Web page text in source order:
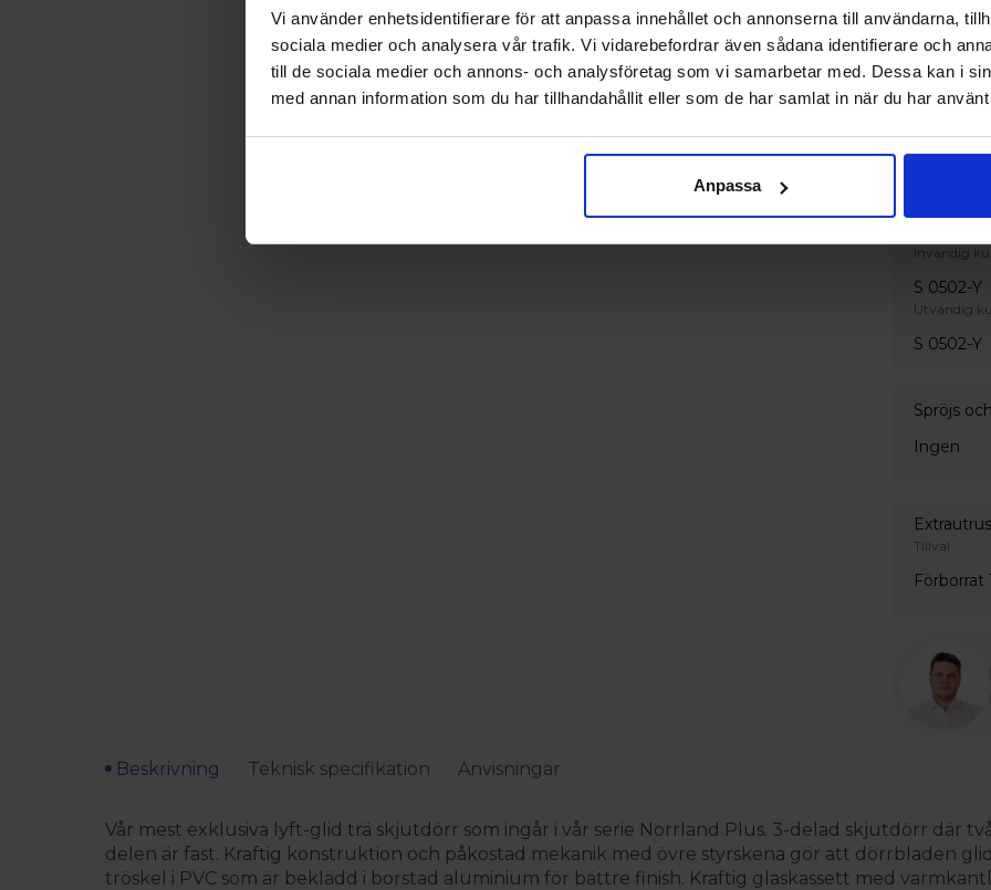
Vi använder enhetsidentifierare för att anpassa innehållet och annonserna till användarna,
sociala medier och analysera vår trafik. Vi vidarebefordrar även sådana identifierare och
till de sociala medier och annons- och analysföretag som vi samarbetar med. Dessa kan i
med annan information som du har tillhandahållit eller som de har samlat in när du har
Anpassa
Standard
Invändigt
Invändig
S 0502-Y
Utvändig
S 0502-Y
Spröjs
Ingen
Tillval
Förborrat
Beskrivning Teknisk specifikation Anvisningar
Vår mest exklusiva lyft-glid trä skjutdörr som ingår i vår serie Norrland Plus. 3-delad skjutdörr där
delen är fast. Kraftig konstruktion och påkostad mekanik med övre styrskena gör att dörrbladen
tröskel i PVC som är beklädd i borstad aluminium för bättre finish. Kraftig glaskassett med